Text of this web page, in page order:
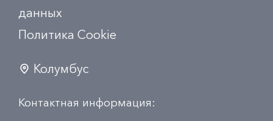
данных
Политика Сookie
Колумбус
Контактная информация: